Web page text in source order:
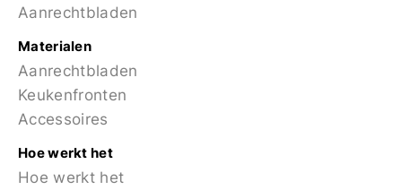
Aanrechtbladen
Materialen
Aanrechtbladen
Keukenfronten
Accessoires
Hoe werkt het
Hoe werkt het